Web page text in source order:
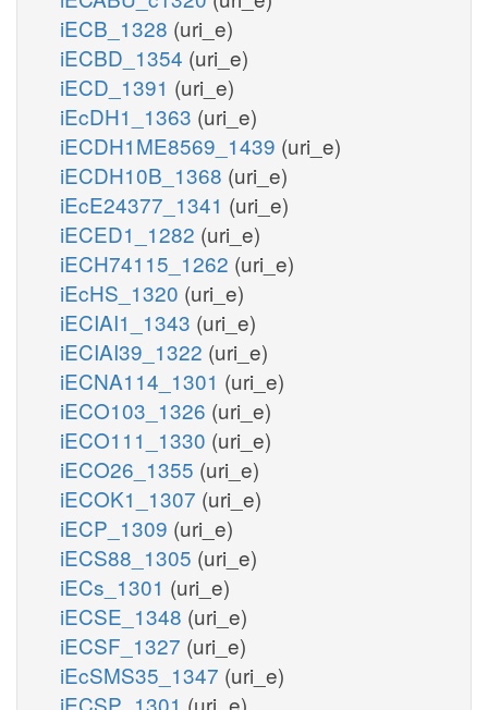
iECB_1328 (uri_e)
iECBD_1354 (uri_e)
iECD_1391 (uri_e)
iEcDH1_1363 (uri_e)
iECDH1ME8569_1439 (uri_e)
iECDH10B_1368 (uri_e)
iEcE24377_1341 (uri_e)
iECED1_1282 (uri_e)
iECH74115_1262 (uri_e)
iEcHS_1320 (uri_e)
iECIAI1_1343 (uri_e)
iECIAI39_1322 (uri_e)
iECNA114_1301 (uri_e)
iECO103_1326 (uri_e)
iECO111_1330 (uri_e)
iECO26_1355 (uri_e)
iECOK1_1307 (uri_e)
iECP_1309 (uri_e)
iECS88_1305 (uri_e)
iECs_1301 (uri_e)
iECSE_1348 (uri_e)
iECSF_1327 (uri_e)
iEcSMS35_1347 (uri_e)
iECSP_1301 (uri_e)